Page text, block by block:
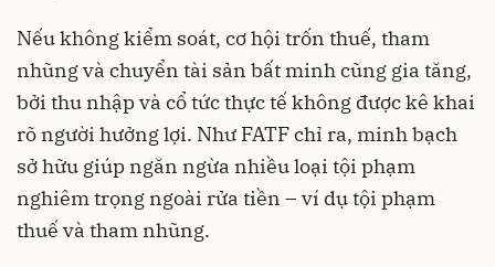
Nếu không kiểm soát, cơ hội trốn thuế, tham
nhũng và chuyển tài sản bất minh cũng gia tăng,
bởi thu nhập và cổ tức thực tế không được kê khai
rõ người hưởng lợi. Như FATF chỉ ra, minh bạch
sở hữu giúp ngăn ngừa nhiều loại tội phạm
nghiêm trọng ngoài rửa tiền – ví dụ tội phạm
thuế và tham nhũng.